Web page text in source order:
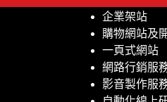
企業架站
購物網站及
一頁式網站
網路行銷服
影音製作服